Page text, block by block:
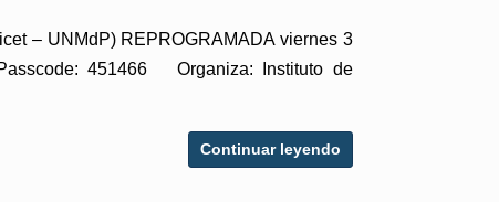
– UNMdP) REPROGRAMADA viernes 3
451466 Organiza: Instituto de
Continuar leyendo